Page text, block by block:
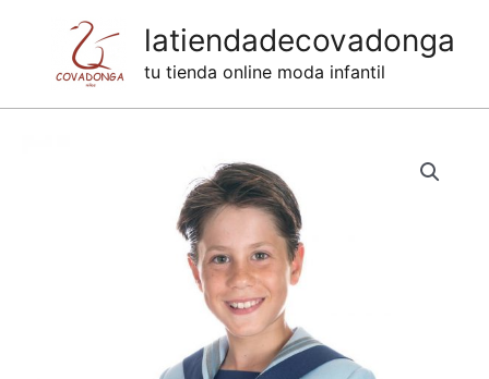
latiendadecovadonga
tu tienda online moda infantil